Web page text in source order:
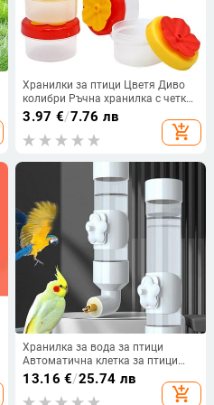
Хранилки за птици Цветя Диво
колибри Ръчна хранилка с четка
за почистване Хранилка за
птици Купички и поилки На
открито Градински консумативи
3.97 €/7.76 лв
add_shopping_cart
Хранилка за вода за птици
Автоматична клетка за птици
Окачен диспенсър за вода за
папагали за клетка Бутилка за
поилка за вълнисти папагали
13.16 €/25.74 лв
add_shopping_cart